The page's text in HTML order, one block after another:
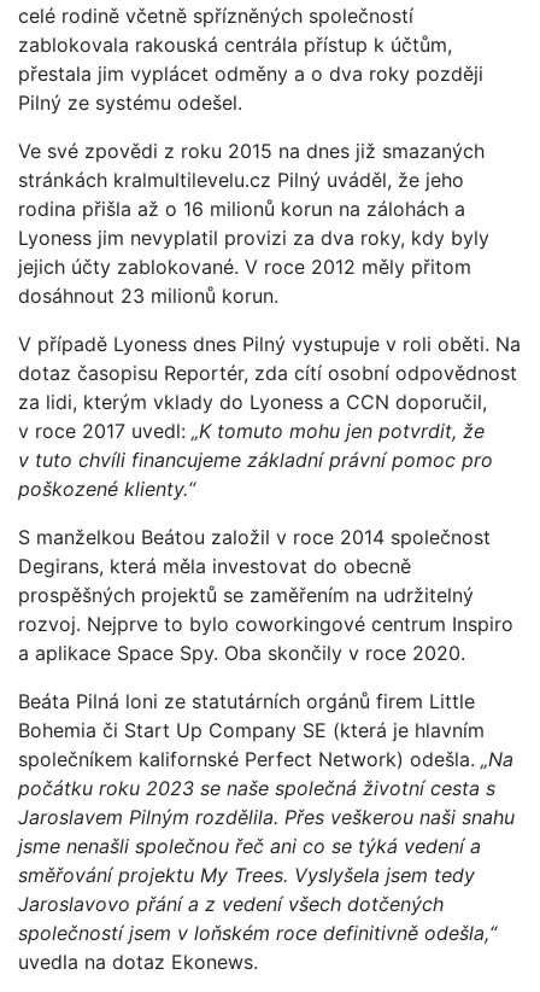
celé rodině včetně spřízněných společností
zablokovala rakouská centrála přístup k účtům,
přestala jim vyplácet odměny a o dva roky později
Pilný ze systému odešel.
Ve své zpovědi z roku 2015 na dnes již smazaných
stránkách kralmultilevelu.cz Pilný uváděl, že jeho
rodina přišla až o 16 milionů korun na zálohách a
Lyoness jim nevyplatil provizi za dva roky, kdy byly
jejich účty zablokované. V roce 2012 měly přitom
dosáhnout 23 milionů korun.
V případě Lyoness dnes Pilný vystupuje v roli oběti. Na
dotaz časopisu Reportér, zda cítí osobní odpovědnost
za lidi, kterým vklady do Lyoness a CCN doporučil,
v roce 2017 uvedl: „K tomuto mohu jen potvrdit, že
v tuto chvíli financujeme základní právní pomoc pro
poškozené klienty.“
S manželkou Beátou založil v roce 2014 společnost
Degirans, která měla investovat do obecně
prospěšných projektů se zaměřením na udržitelný
rozvoj. Nejprve to bylo coworkingové centrum Inspiro
a aplikace Space Spy. Oba skončily v roce 2020.
Beáta Pilná loni ze statutárních orgánů firem Little
Bohemia či Start Up Company SE (která je hlavním
společníkem kalifornské Perfect Network) odešla. „Na
počátku roku 2023 se naše společná životní cesta s
Jaroslavem Pilným rozdělila. Přes veškerou naši snahu
jsme nenašli společnou řeč ani co se týká vedení a
směřování projektu My Trees. Vyslyšela jsem tedy
Jaroslavovo přání a z vedení všech dotčených
společností jsem v loňském roce definitivně odešla,“
uvedla na dotaz Ekonews.